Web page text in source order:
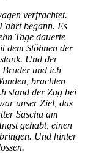
verfrachtet.
begann. Es
Tage dauerte
dem Stöhnen der
Und der
Bruder und ich
brachten
stand der Zug bei
unser Ziel, das
Sascha am
gehabt, einen
Und hinter